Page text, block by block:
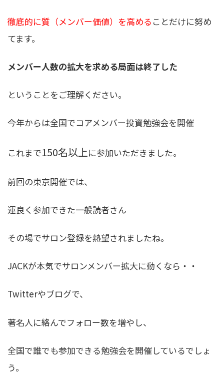
徹底的に質（メンバー価値）を高める ことだけに努め
てます。
メンバー人数の拡大を求める局面は終了した
ということをご理解ください。
今年からは全国でコアメンバー投資勉強会を開催
これまで150名以上に参加いただきました。
前回の東京開催では、
運良く参加できた一般読者さん
その場でサロン登録を熱望されましたね。
JACKが本気でサロンメンバー拡大に動くなら・・
Twitterやブログで、
著名人に絡んでフォロー数を増やし、
全国で誰でも参加できる勉強会を開催しているでしょ
う。